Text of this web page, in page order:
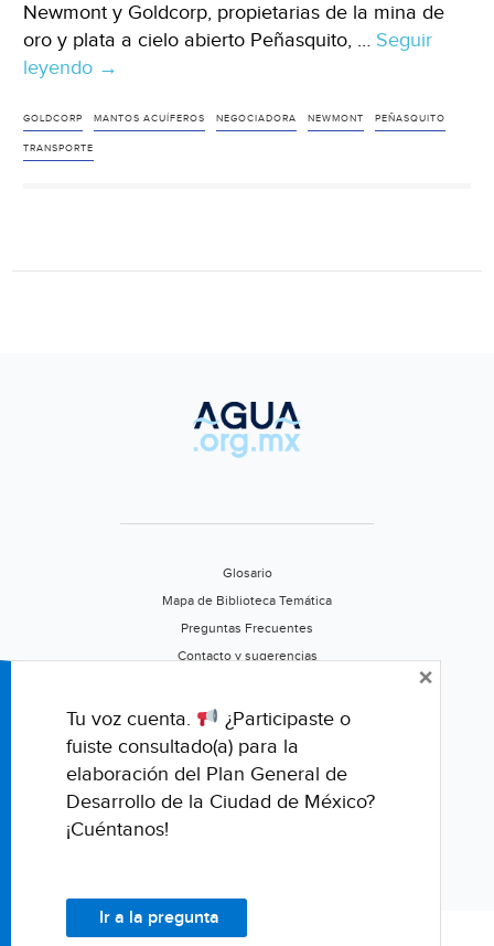
Newmont y Goldcorp, propietarias de la mina de
oro y plata a cielo abierto Peñasquito, … Seguir
leyendo Zacatecas:
Peñasquito
→
GOLDCORP MANTOS ACUÍFEROS NEGOCIADORA NEWMONT PEÑASQUITO
TRANSPORTE
Glosario
Mapa de Biblioteca Temática
Preguntas Frecuentes
Contacto y sugerencias
Califica este portal
Tu voz cuenta.
¿Participaste o
fuiste consultado(a) para la
elaboración del Plan General de
Desarrollo de la Ciudad de México?
¡Cuéntanos!
Ir a la pregunta
×